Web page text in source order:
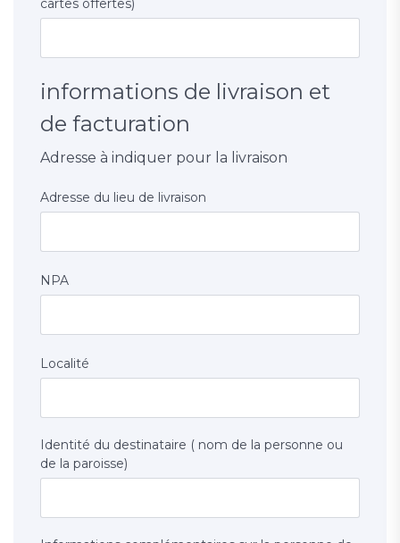
cartes offertes)
informations de livraison et
de facturation
Adresse à indiquer pour la livraison
Adresse du lieu de livraison
NPA
Localité
Identité du destinataire ( nom de la personne ou
de la paroisse)